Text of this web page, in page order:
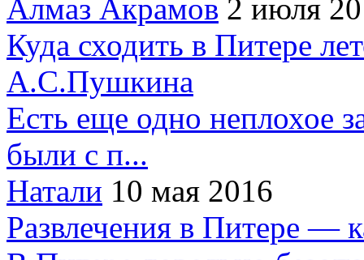
Алмаз Акрамов 2 июля
Куда сходить в Питере
А.С.Пушкина
Есть еще одно неплохое
были с п...
Натали 10 мая 2016
Развлечения в Питере —